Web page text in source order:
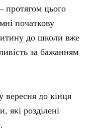
протягом цього
початкову
до школи вже
за бажанням
вересня до кінця
які розділені